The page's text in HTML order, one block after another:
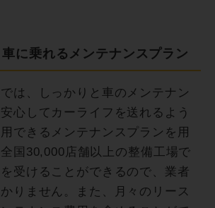
に乗れるメンテナンスプラン
は、しっかりと車のメンテナン
心してカーライフを送れるよう
できるメンテナンスプランを用
国30,000店舗以上の整備工場で
受けることができるので、業者
りません。また、月々のリース